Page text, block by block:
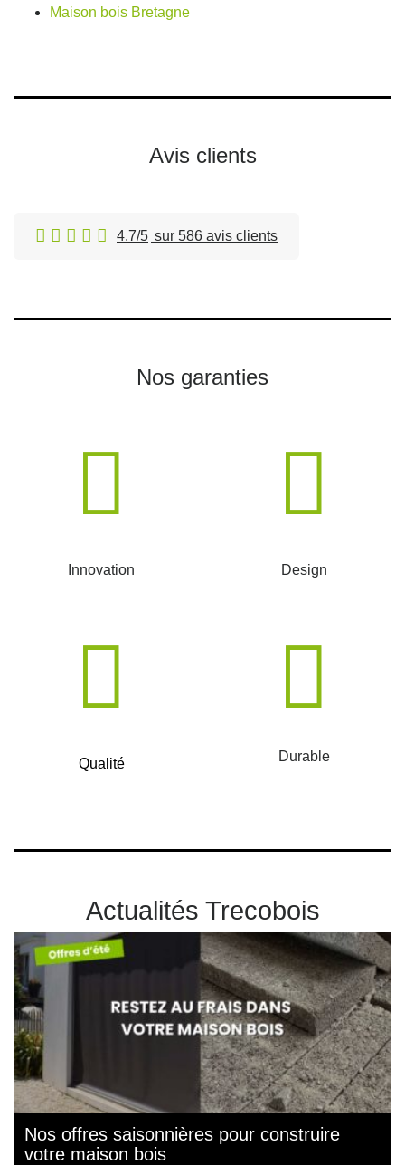
Maison bois Bretagne
Avis clients
4.7/5 sur 586 avis clients
Nos garanties
Innovation Design
Qualité Durable
Actualités Trecobois
Nos offres saisonnières pour construire
votre maison bois